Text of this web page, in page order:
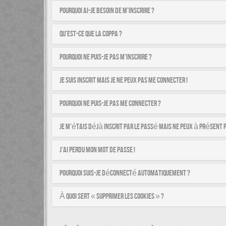
Pourquoi ai-je besoin de m’inscrire ?
Qu’est-ce que la COPPA ?
Pourquoi ne puis-je pas m’inscrire ?
Je suis inscrit mais je ne peux pas me connecter !
Pourquoi ne puis-je pas me connecter ?
Je m’étais déjà inscrit par le passé mais ne peux à présent
J’ai perdu mon mot de passe !
Pourquoi suis-je déconnecté automatiquement ?
À quoi sert « Supprimer les cookies » ?